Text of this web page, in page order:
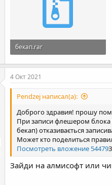
бекап.rar
952.4 KB · Просмотры: 5
4 Окт 2021
Pendzej написал(а):
Доброго здравия! прошу
При записи флешером блока
бекап) отказивається
Может кто поделиться
Посмотреть вложение 54479
Зайди на алмисофт или